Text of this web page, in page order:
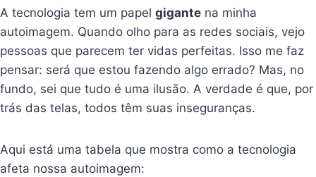
A tecnologia tem um papelgigante na minha
autoimagem. Quando olho para as redes sociais, vejo
pessoas que parecem ter vidas perfeitas. Isso me faz
pensar: será que estou fazendo algo errado? Mas, no
fundo, sei que tudo é uma ilusão. A verdade é que, por
trás das telas, todos têm suas inseguranças.
Aqui está uma tabela que mostra como a tecnologia
afeta nossa autoimagem: